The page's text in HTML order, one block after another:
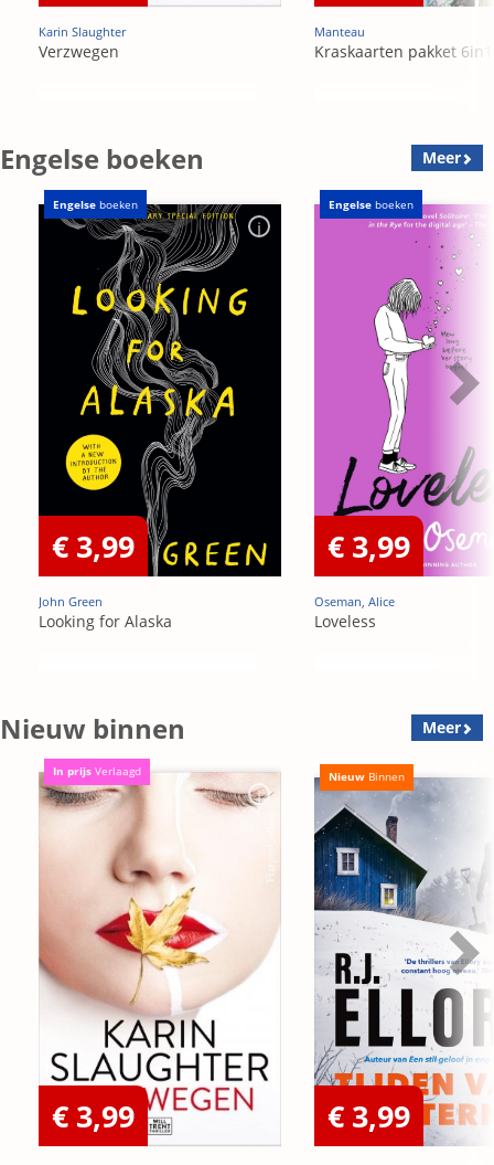
Karin Slaughter
Verzwegen
Manteau
Kraskaarten pakket 6in1
Engelse boeken Meer
Engelse boeken
€ 3,99
John Green
Looking for Alaska
Engelse boeken
€ 3,99
Oseman, Alice
Loveless
Nieuw binnen Meer
In prijs Verlaagd
€ 3,99
Nieuw Binnen
€ 3,99